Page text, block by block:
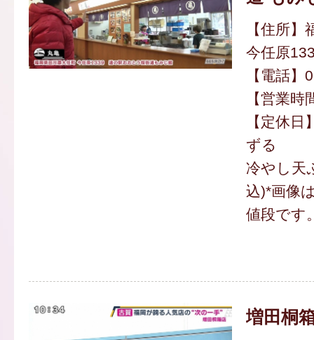
【住所
今任原
【電話
【営業
【定休
ずる
冷やし天
込)*画像
値段です
増田桐